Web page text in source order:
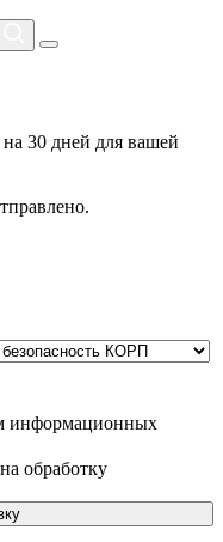
30 дней для вашей
информационных
обработку